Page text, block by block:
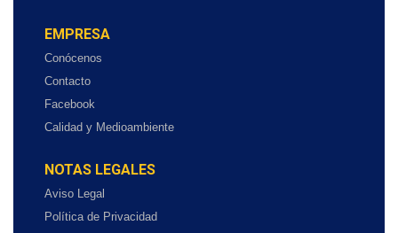
EMPRESA
Conócenos
Contacto
Facebook
Calidad y Medioambiente
NOTAS LEGALES
Aviso Legal
Política de Privacidad